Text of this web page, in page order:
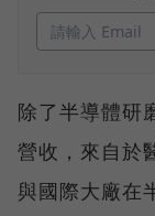
除了半導體研
營收，來自於
與國際大廠在